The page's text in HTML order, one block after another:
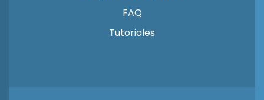
FAQ
Tutoriales